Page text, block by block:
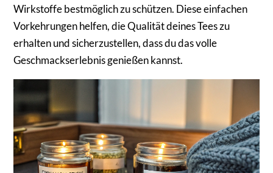
Wirkstoffe bestmöglich zu schützen. Diese einfachen
Vorkehrungen helfen, die Qualität deines Tees zu
erhalten und sicherzustellen, dass du das volle
Geschmackserlebnis genießen kannst.